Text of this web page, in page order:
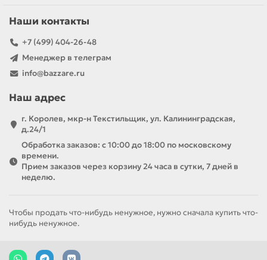
Наши контакты
+7 (499) 404-26-48
Менеджер в телеграм
info@bazzare.ru
Наш адрес
г. Королев, мкр-н Текстильщик, ул. Калининградская,
д.24/1
Обработка заказов: с 10:00 до 18:00 по московскому
времени.
Прием заказов через корзину 24 часа в сутки, 7 дней в
неделю.
Чтобы продать что-нибудь ненужное, нужно сначала купить что-
нибудь ненужное.